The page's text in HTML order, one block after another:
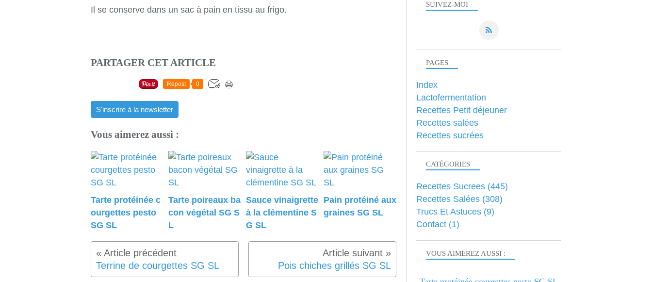
Il se conserve dans un sac à pain en tissu au frigo.
PARTAGER CET ARTICLE
Repost 0
S'inscrire à la newsletter
Vous aimerez aussi :
Tarte protéinée c
ourgettes pesto
SG SL
Tarte poireaux ba
con végétal SG S
L
Sauce vinaigrette
à la clémentine S
G SL
Pain protéiné aux
graines SG SL
Terrine de courgettes SG SL Pois chiches grillés SG SL
SUIVEZ-MOI
VOUS AIMEREZ AUSSI :
PAGES
Index
Lactofermentation
Recettes Petit déjeuner
Recettes salées
Recettes sucrées
CATÉGORIES
Recettes Sucrees (445)
Recettes Salées (308)
Trucs Et Astuces (9)
Contact (1)